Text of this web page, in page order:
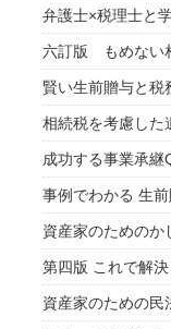
弁護士×税理士と
六訂版 もめない
賢い生前贈与と税
相続税を考慮し
成功する事業承継
事例でわかる 生
資産家のためのか
第四版 これで解
資産家のための